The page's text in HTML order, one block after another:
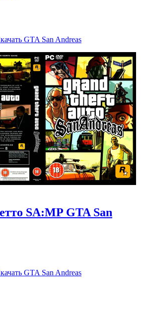
GTA San Andreas
SA:MP GTA San
GTA San Andreas